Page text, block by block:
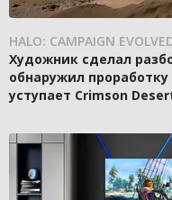
HALO: CAMPAIGN
Художник сделал
обнаружил
уступает Crimson